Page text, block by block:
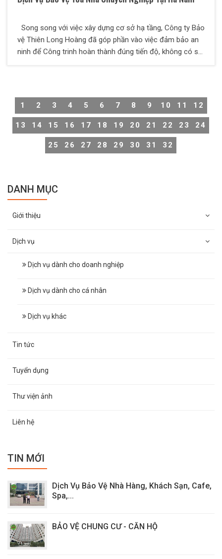
Song song với việc xây dựng cơ sở hạ tầng, Công ty Bảo
vệ Thiên Long Hoàng đã góp phần vào việc đảm bảo an
ninh để Công trinh hoàn thành đúng tiến độ, không có sự
1 2 3 4 5 6 7 8 9 10 11 12
13 14 15 16 17 18 19 20 21 22 23 24
25 26 27 28 29 30 31 32
DANH MỤC
Giới thiệu
Dịch vụ
Dịch vụ dành cho doanh nghiệp
Dịch vụ dành cho cá nhân
Dịch vụ khác
Tin tức
Tuyển dụng
Thư viện ảnh
Liên hệ
TIN MỚI
Dịch Vụ Bảo Vệ Nhà Hàng, Khách Sạn, Cafe,
Spa,...
BẢO VỆ CHUNG CƯ - CĂN HỘ